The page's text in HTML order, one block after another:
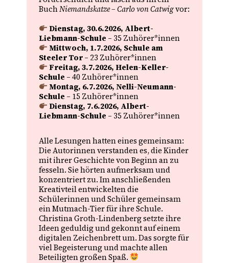
BuchNiemandskatze – Carlo von Catwigvor:
Dienstag, 30.6.2026, Albert-
Liebmann-Schule – 35 Zuhörer*innen
Mittwoch, 1.7.2026, Schule am
Steeler Tor – 23 Zuhörer*innen
Freitag, 3.7.2026, Helen-Keller-
Schule – 40 Zuhörer*innen
Montag, 6.7.2026, Nelli-Neumann-
Schule – 15 Zuhörer*innen
Dienstag, 7.6.2026, Albert-
Liebmann-Schule – 35 Zuhörer*innen
Alle Lesungen hatten eines gemeinsam:
Die Autorinnen verstanden es, die Kinder
mit ihrer Geschichte von Beginn an zu
fesseln. Sie hörten aufmerksam und
konzentriert zu. Im anschließenden
Kreativteil entwickelten die
Schülerinnen und Schüler gemeinsam
ein Mutmach-Tier für ihre Schule.
Christina Groth-Lindenberg setzte ihre
Ideen geduldig und gekonnt auf einem
digitalen Zeichenbrett um. Das sorgte für
viel Begeisterung und machte allen
Beteiligten großen Spaß.